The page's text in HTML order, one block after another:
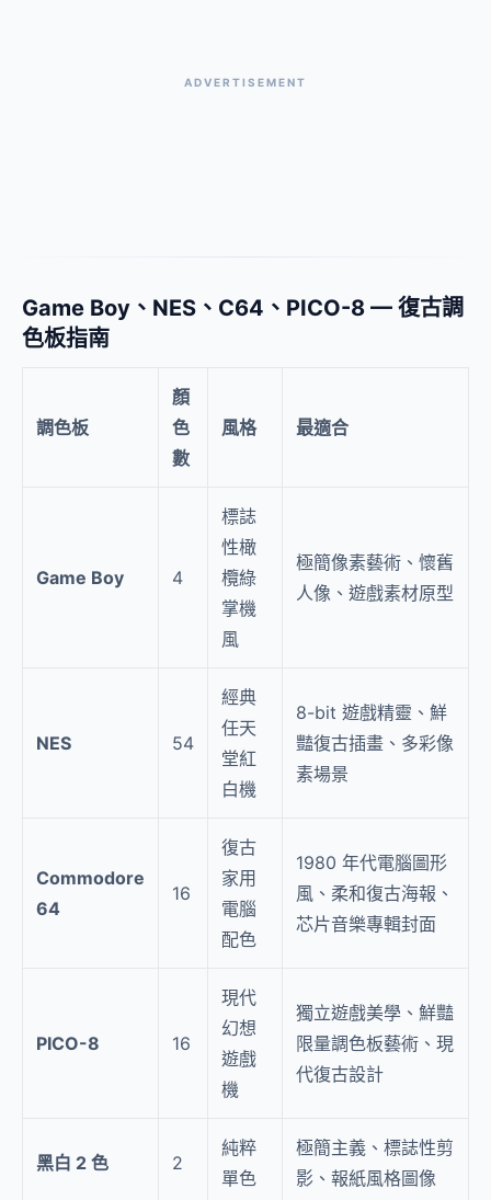
ADVERTISEMENT
Game Boy、NES、C64、PICO-8 — 復古調
色板指南
調色板
顏
色
數
風格 最適合
Game Boy 4
標誌
性橄
欖綠
掌機
風
極簡像素藝術、懷舊
人像、遊戲素材原型
NES 54
經典
任天
堂紅
白機
8-bit 遊戲精靈、鮮
豔復古插畫、多彩像
素場景
Commodore
64
16
復古
家用
電腦
配色
1980 年代電腦圖形
風、柔和復古海報、
芯片音樂專輯封面
PICO-8 16
現代
幻想
遊戲
機
獨立遊戲美學、鮮豔
限量調色板藝術、現
代復古設計
黑白 2 色 2
純粹
單色
極簡主義、標誌性剪
影、報紙風格圖像